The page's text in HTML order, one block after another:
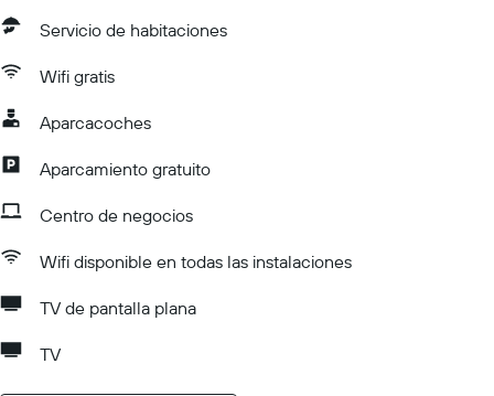
Servicio de habitaciones
Wifi gratis
Aparcacoches
Aparcamiento gratuito
Centro de negocios
Wifi disponible en todas las instalaciones
TV de pantalla plana
TV